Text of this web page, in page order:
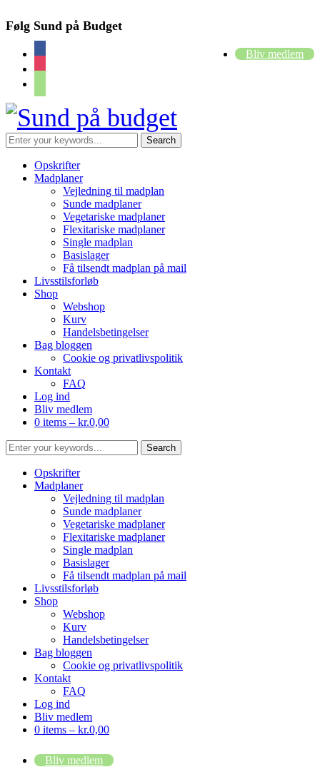
Følg Sund på Budget
Bliv medlem
Opskrifter
Madplaner
Vejledning til madplan
Sunde madplaner
Vegetariske madplaner
Flexitariske madplaner
Single madplan
Basislager
Få tilsendt madplan på mail
Livsstilsforløb
Shop
Webshop
Kurv
Handelsbetingelser
Bag bloggen
Cookie og privatlivspolitik
Kontakt
FAQ
Log ind
Bliv medlem
0 items – kr.0,00
Opskrifter
Madplaner
Vejledning til madplan
Sunde madplaner
Vegetariske madplaner
Flexitariske madplaner
Single madplan
Basislager
Få tilsendt madplan på mail
Livsstilsforløb
Shop
Webshop
Kurv
Handelsbetingelser
Bag bloggen
Cookie og privatlivspolitik
Kontakt
FAQ
Log ind
Bliv medlem
0 items – kr.0,00
Bliv medlem